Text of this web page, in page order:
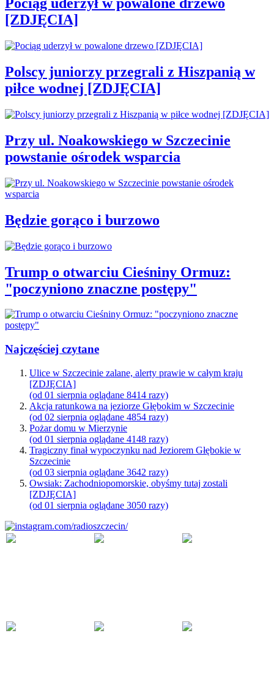
Pociąg uderzył w powalone drzewo
[ZDJĘCIA]
Polscy juniorzy przegrali z Hiszpanią w
piłce wodnej [ZDJĘCIA]
Przy ul. Noakowskiego w Szczecinie
powstanie ośrodek wsparcia
Będzie gorąco i burzowo
Trump o otwarciu Cieśniny Ormuz:
"poczyniono znaczne postępy"
Najczęściej czytane
Ulice w Szczecinie zalane, alerty prawie w całym kraju
[ZDJĘCIA]
(od 01 sierpnia oglądane 8414 razy)
Akcja ratunkowa na jeziorze Głębokim w Szczecinie
(od 02 sierpnia oglądane 4854 razy)
Pożar domu w Mierzynie
(od 01 sierpnia oglądane 4148 razy)
Tragiczny finał wypoczynku nad Jeziorem Głębokie w
Szczecinie
(od 03 sierpnia oglądane 3642 razy)
Owsiak: Zachodniopomorskie, obyśmy tutaj zostali
[ZDJĘCIA]
(od 01 sierpnia oglądane 3050 razy)